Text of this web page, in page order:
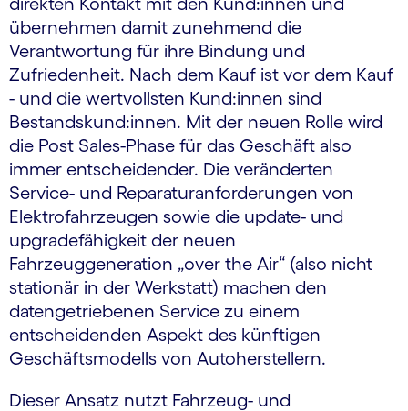
übernehmen damit zunehmend die
Verantwortung für ihre Bindung und
Zufriedenheit. Nach dem Kauf ist vor dem Kauf
- und die wertvollsten Kund:innen sind
Bestandskund:innen. Mit der neuen Rolle wird
die Post Sales-Phase für das Geschäft also
immer entscheidender. Die veränderten
Service- und Reparaturanforderungen von
Elektrofahrzeugen sowie die update- und
upgradefähigkeit der neuen
Fahrzeuggeneration „over the Air“ (also nicht
stationär in der Werkstatt) machen den
datengetriebenen Service zu einem
entscheidenden Aspekt des künftigen
Geschäftsmodells von Autoherstellern.
Dieser Ansatz nutzt Fahrzeug- und